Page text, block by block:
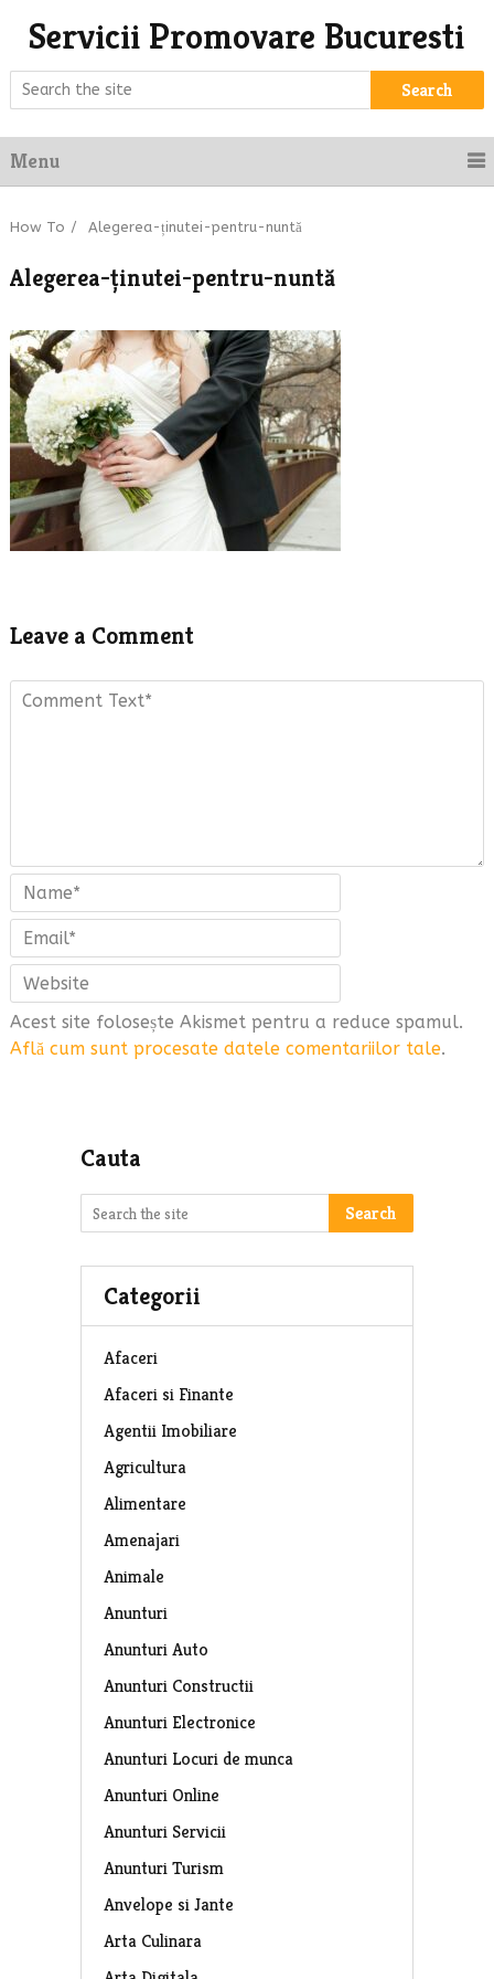
Servicii Promovare Bucuresti
Search
Menu
How To / Alegerea-ținutei-pentru-nuntă
Alegerea-ținutei-pentru-nuntă
Leave a Comment
Acest site folosește Akismet pentru a reduce spamul.
Află cum sunt procesate datele comentariilor tale.
Cauta
Search
Categorii
Afaceri
Afaceri si Finante
Agentii Imobiliare
Agricultura
Alimentare
Amenajari
Animale
Anunturi
Anunturi Auto
Anunturi Constructii
Anunturi Electronice
Anunturi Locuri de munca
Anunturi Online
Anunturi Servicii
Anunturi Turism
Anvelope si Jante
Arta Culinara